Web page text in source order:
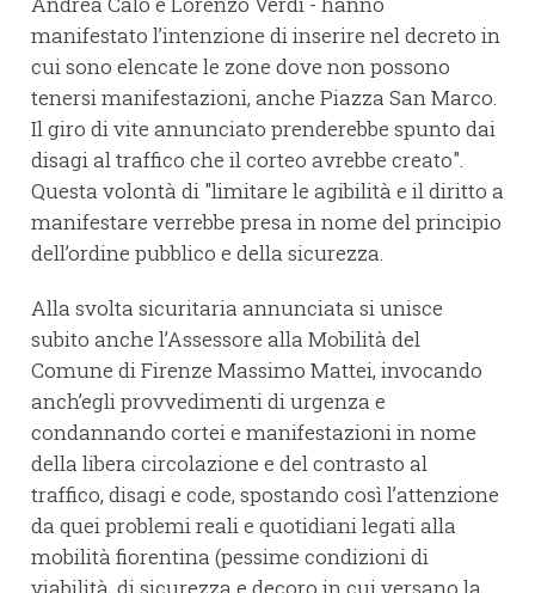
manifestato l’intenzione di inserire nel decreto in
cui sono elencate le zone dove non possono
tenersi manifestazioni, anche Piazza San Marco.
Il giro di vite annunciato prenderebbe spunto dai
disagi al traffico che il corteo avrebbe creato".
Questa volontà di "limitare le agibilità e il diritto a
manifestare verrebbe presa in nome del principio
dell’ordine pubblico e della sicurezza.
Alla svolta sicuritaria annunciata si unisce
subito anche l’Assessore alla Mobilità del
Comune di Firenze Massimo Mattei, invocando
anch’egli provvedimenti di urgenza e
condannando cortei e manifestazioni in nome
della libera circolazione e del contrasto al
traffico, disagi e code, spostando così l’attenzione
da quei problemi reali e quotidiani legati alla
mobilità fiorentina (pessime condizioni di